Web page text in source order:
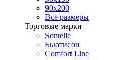
90х200
Все размеры
Торговые марки
Sontelle
Бьютисон
Comfort Line